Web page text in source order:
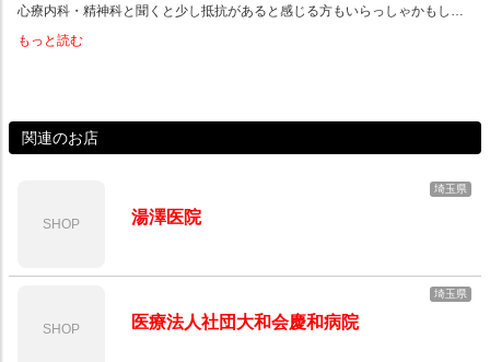
心療内科・精神科と聞くと少し抵抗があると感じる方もいらっしゃかもし…
もっと読む
関連のお店
SHOP
埼玉県
湯澤医院
SHOP
埼玉県
医療法人社団大和会慶和病院